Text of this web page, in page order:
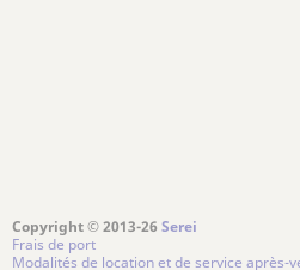
Copyright © 2013-26 Serei
Frais de port
Modalités de location et de service après-